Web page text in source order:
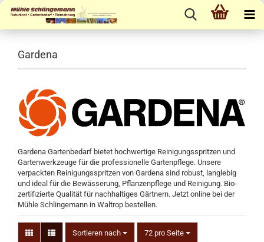
Gardena
Gardena Gartenbedarf bietet hochwertige Reinigungsspritzen und
Gartenwerkzeuge für die professionelle Gartenpflege. Unsere
verpackten Reinigungsspritzen von Gardena sind robust, langlebig
und ideal für die Bewässerung, Pflanzenpflege und Reinigung. Bio-
zertifizierte Qualität für nachhaltiges Gärtnern. Jetzt online bei der
Mühle Schlingemann in Waltrop bestellen.
Sortieren nach 72 pro Seite